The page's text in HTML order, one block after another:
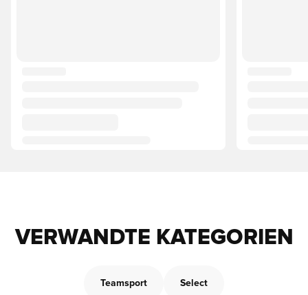
VERWANDTE KATEGORIEN
Teamsport Select